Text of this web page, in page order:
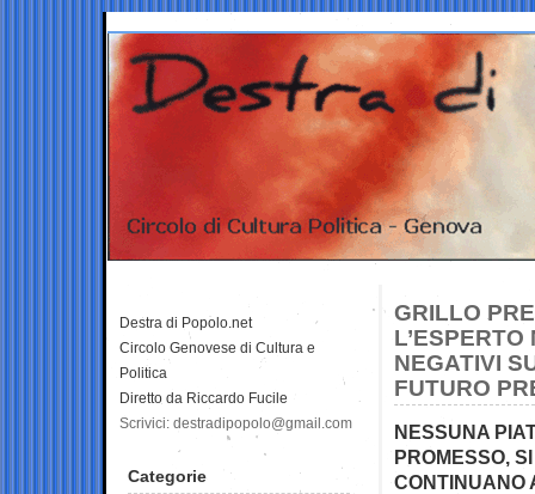
GRILLO
NEGATIVI
FUTURO
NESSUNA
PROMESSO,
CONTINUANO
Destra di Popolo.net
Circolo Genovese di Cultura e
Politica
Diretto da Riccardo Fucile
Scrivici: destradipopolo@gmail.com
Categorie